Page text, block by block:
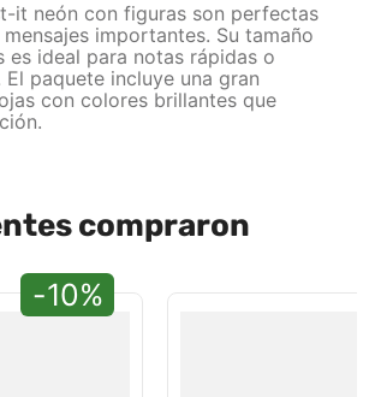
it neón con figuras son perfectas
importantes. Su tamaño
es ideal para notas rápidas o
paquete incluye una gran
con colores brillantes que
compraron
-10%